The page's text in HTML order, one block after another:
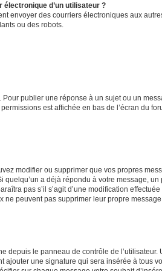
électronique d’un utilisateur ?
envoyer des courriers électroniques aux
ou des robots.
publier une réponse à un sujet ou un
est affichée en bas de l’écran du
modifier ou supprimer que vos propres
a déjà répondu à votre message,
pas s’il s’agit d’une modification
peuvent pas supprimer leur propre
depuis le panneau de contrôle de
une signature qui sera insérée à tous